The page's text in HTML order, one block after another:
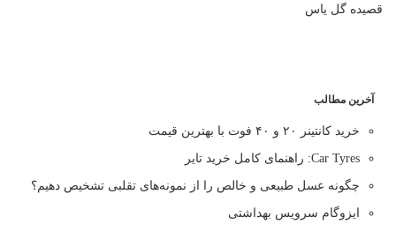
قصیده‌ گل یاس
آخرین مطالب
خرید کانتینر ۲۰ و ۴۰ فوت با بهترین قیمت
Car Tyres: راهنمای کامل خرید تایر
چگونه عسل طبیعی و خالص را از نمونه‌های تقلبی تشخیص دهیم؟
ایزوگام سرویس بهداشتی